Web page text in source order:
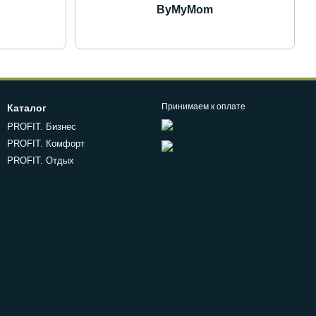
ByMyMom
Каталог
PROFIT. Бизнес
PROFIT. Комфорт
PROFIT. Отдых
Принимаем к оплате